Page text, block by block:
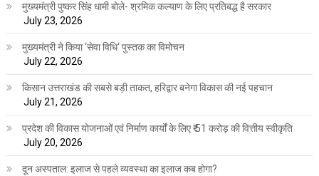
मुख्यमंत्री पुष्कर सिंह धामी बोले- श्रमिक कल्याण के लिए प्रतिबद्ध है सरकार
July 23, 2026
मुख्यमंत्री ने किया ‘सेवा विधि‘ पुस्तक का विमोचन
July 22, 2026
किसान उत्तराखंड की सबसे बड़ी ताकत, हरिद्वार बनेगा विकास की नई पहचान
July 21, 2026
प्रदेश की विकास योजनाओं एवं निर्माण कार्यों के लिए ₹ 51 करोड़ की वित्तीय स्वीकृति
July 20, 2026
दून अस्पताल: इलाज से पहले व्यवस्था का इलाज कब होगा?